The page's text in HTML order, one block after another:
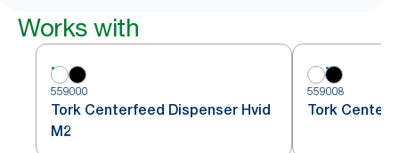
Works with
559000
Tork Centerfeed Dispenser Hvid
M2
559008
Tork